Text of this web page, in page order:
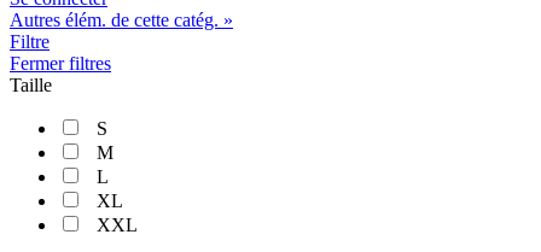
Autres élém. de cette catég. »
Filtre
Fermer filtres
Taille
S
M
L
XL
XXL